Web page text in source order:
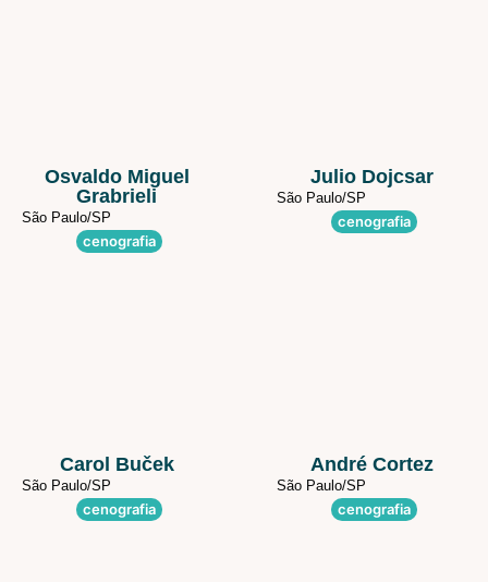
Osvaldo Miguel
Grabrieli
São Paulo/SP
cenografia
Julio Dojcsar
São Paulo/SP
cenografia
Carol Buček
São Paulo/SP
cenografia
André Cortez
São Paulo/SP
cenografia